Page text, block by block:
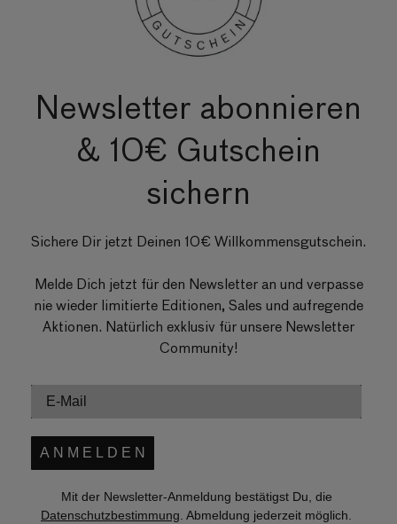
Newsletter abonnieren
& 10€ Gutschein
sichern
Sichere Dir jetzt Deinen 10€ Willkommensgutschein.
Melde Dich jetzt für den Newsletter an und verpasse
nie wieder limitierte Editionen, Sales und aufregende
Aktionen. Natürlich exklusiv für unsere Newsletter
Community!
A N M E L D E N
Mit der Newsletter-Anmeldung bestätigst Du, die
Datenschutzbestimmung . Abmeldung jederzeit möglich.